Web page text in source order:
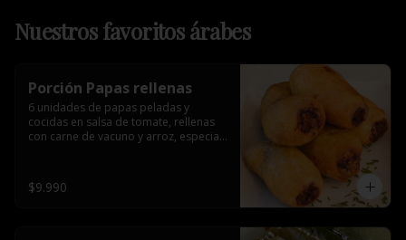
Nuestros favoritos árabes
Porción Papas rellenas
6 unidades de papas peladas y
cocidas en salsa de tomate, rellenas
con carne de vacuno y arroz, especia
$9.990